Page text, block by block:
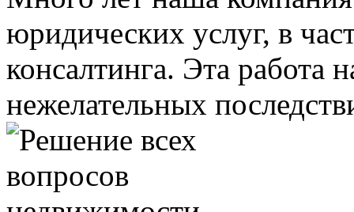
юридических услуг, в
консалтинга. Эта работа
нежелательных